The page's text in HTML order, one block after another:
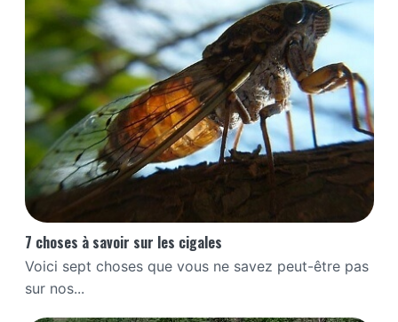
7 choses à savoir sur les cigales
Voici sept choses que vous ne savez peut-être pas
sur nos...